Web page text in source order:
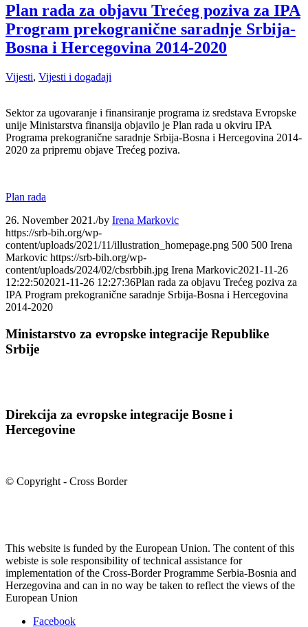
Plan rada za objavu Trećeg poziva za IPA
Program prekogranične saradnje Srbija-
Bosna i Hercegovina 2014-2020
Vijesti, Vijesti i događaji
Sektor za ugovaranje i finansiranje programa iz sredstava Evropske
unije Ministarstva finansija objavilo je Plan rada u okviru IPA
Programa prekogranične saradnje Srbija-Bosna i Hercegovina 2014-
2020 za pripremu objave Trećeg poziva.
Plan rada
26. November 2021./by Irena Markovic
https://srb-bih.org/wp-
content/uploads/2021/11/illustration_homepage.png 500 500 Irena
Markovic https://srb-bih.org/wp-
content/uploads/2024/02/cbsrbbih.jpg Irena Markovic2021-11-26
12:22:502021-11-26 12:27:36Plan rada za objavu Trećeg poziva za
IPA Program prekogranične saradnje Srbija-Bosna i Hercegovina
2014-2020
Ministarstvo za evropske integracije Republike
Srbije
Direkcija za evropske integracije Bosne i
Hercegovine
© Copyright - Cross Border
This website is funded by the European Union. The content of this
webiste is sole responsibility of technical assistance for
implementation of the Cross-Border Programme Serbia-Bosnia and
Herzegovina and can in no way be taken to reflect the views of the
European Union
Facebook